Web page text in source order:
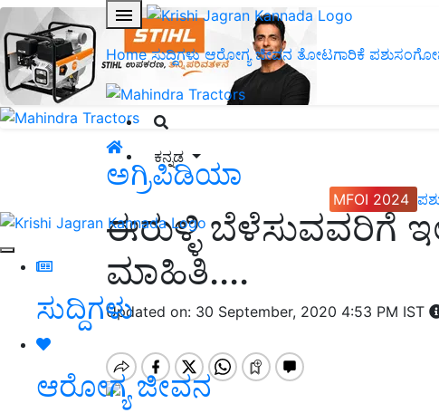
Home ಸುದ್ದಿಗಳು ಆರೋಗ್ಯ ಜೀವನ ತೋಟಗಾರಿಕೆ
ಕನ್ನಡ
MFOI 2024
ಸುದ್ದಿಗಳು
ಆರೋಗ್ಯ ಜೀವನ
ಅಗ್ರಿಪಿಡಿಯಾ
ಈರುಳ್ಳಿ ಬೆಳೆಸುವವರಿಗೆ
ಮಾಹಿತಿ....
Updated on: 30 September, 2020 4:53 PM IST